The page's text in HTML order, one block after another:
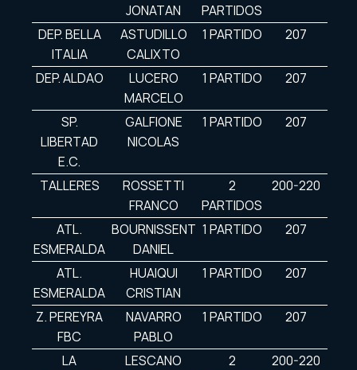
JONATAN
PARTIDOS
DEP. BELLA
ITALIA
ASTUDILLO
CALIXTO
1 PARTIDO 207
DEP. ALDAO
LUCERO
MARCELO
1 PARTIDO 207
SP.
LIBERTAD
E.C.
GALFIONE
NICOLAS
1 PARTIDO 207
TALLERES
ROSSETTI
FRANCO
2
PARTIDOS
200-220
ATL.
ESMERALDA
BOURNISSENT
DANIEL
1 PARTIDO 207
ATL.
ESMERALDA
HUAIQUI
CRISTIAN
1 PARTIDO 207
Z. PEREYRA
FBC
NAVARRO
PABLO
1 PARTIDO 207
LA
LESCANO
2
200-220